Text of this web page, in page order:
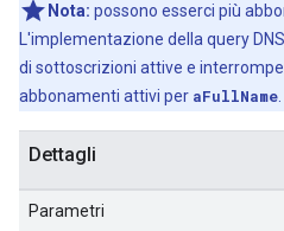
Nota: possono esserci più
L'implementazione della query
di sottoscrizioni attive e
abbonamenti attivi per aFullName
Dettagli
Parametri